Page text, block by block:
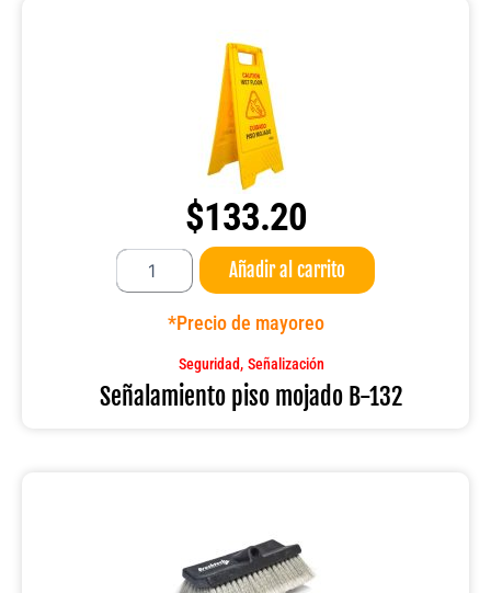
$133.20
Señalamiento
mojado
Añadir al carrito
*Precio de mayoreo
Seguridad, Señalización
Señalamiento piso mojado B-132